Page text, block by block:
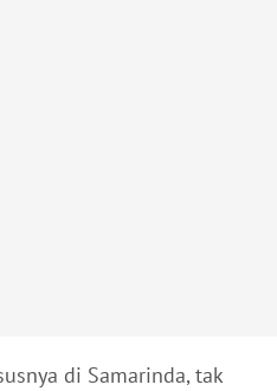
di Samarinda, tak